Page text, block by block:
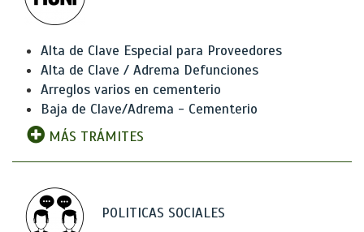
Alta de Clave Especial para Proveedores
Alta de Clave / Adrema Defunciones
Arreglos varios en cementerio
Baja de Clave/Adrema - Cementerio
MÁS TRÁMITES
POLITICAS SOCIALES